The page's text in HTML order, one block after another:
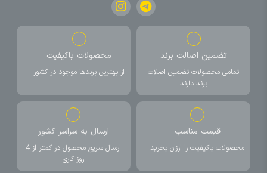
تضمین اصالت برند
تمامی محصولات تضمین اصلات
برند دارند
محصولات باکیفیت
از بهترین برندها موجود در کشور
قیمت مناسب
محصولات باکیفیت را ارزان بخرید
ارسال به سراسر کشور
ارسال سریع محصول در کمتر از 4
روز کاری